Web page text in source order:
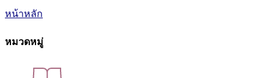
หน้าหลัก
หมวดหมู่